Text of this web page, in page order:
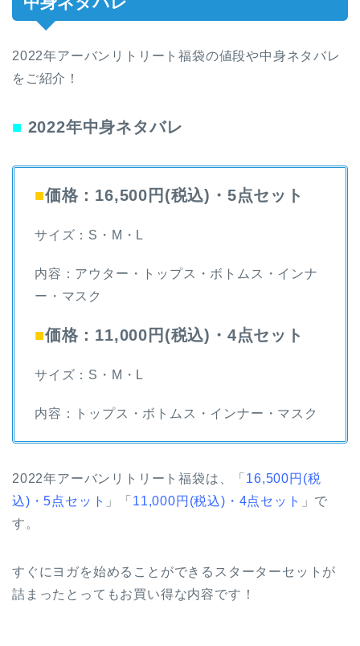
2022年アーバンリトリート福袋の値段や中身ネタバレ
をご紹介！
■ 2022年中身ネタバレ
■価格：16,500円(税込)・5点セット
サイズ：S・M・L
内容：アウター・トップス・ボトムス・インナ
ー・マスク
■価格：11,000円(税込)・4点セット
サイズ：S・M・L
内容：トップス・ボトムス・インナー・マスク
2022年アーバンリトリート福袋は、「 16,500円(税
込)・5点セット 」「 11,000円(税込)・4点セット
」で
す。
すぐにヨガを始めることができるスターターセットが
詰まったとってもお買い得な内容です！